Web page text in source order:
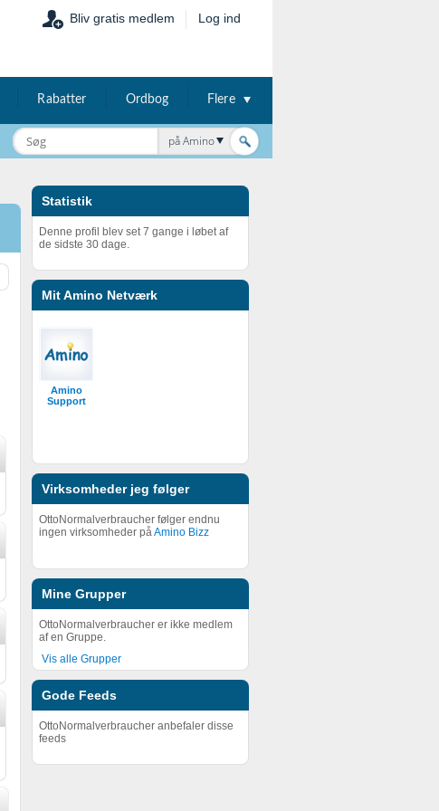
Bliv gratis medlem Log ind
Rabatter Ordbog Flere
på Amino
Statistik
Denne profil blev set 7 gange i løbet af
de sidste 30 dage.
Mit Amino Netværk
Amino
Support
Virksomheder jeg følger
OttoNormalverbraucher følger endnu
ingen virksomheder påAmino Bizz
Mine Grupper
OttoNormalverbraucher er ikke medlem
af en Gruppe.
Vis alle Grupper
Gode Feeds
OttoNormalverbraucher anbefaler disse
feeds